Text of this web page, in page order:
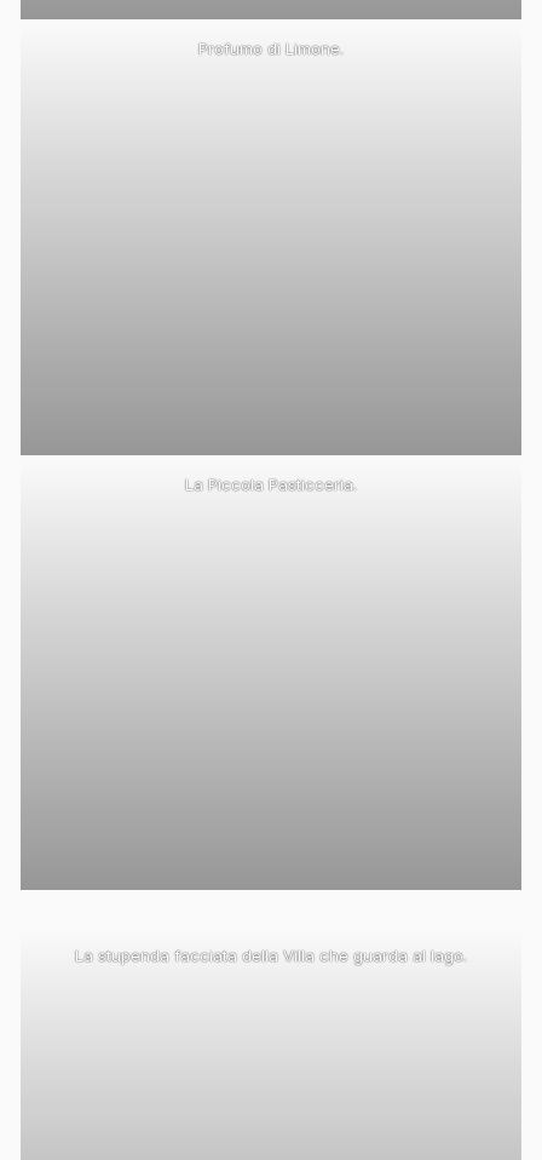
Profumo di Limone.
La Piccola Pasticceria.
La stupenda facciata della Villa che guarda al lago.